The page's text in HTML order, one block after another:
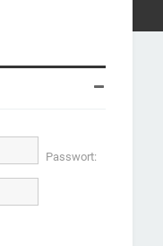
Passwort: